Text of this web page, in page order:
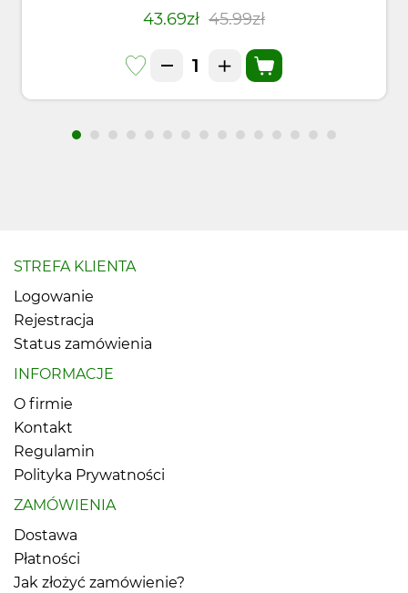
43.69zł 45.99zł
STREFA KLIENTA
Logowanie
Rejestracja
Status zamówienia
INFORMACJE
O firmie
Kontakt
Regulamin
Polityka Prywatności
ZAMÓWIENIA
Dostawa
Płatności
Jak złożyć zamówienie?